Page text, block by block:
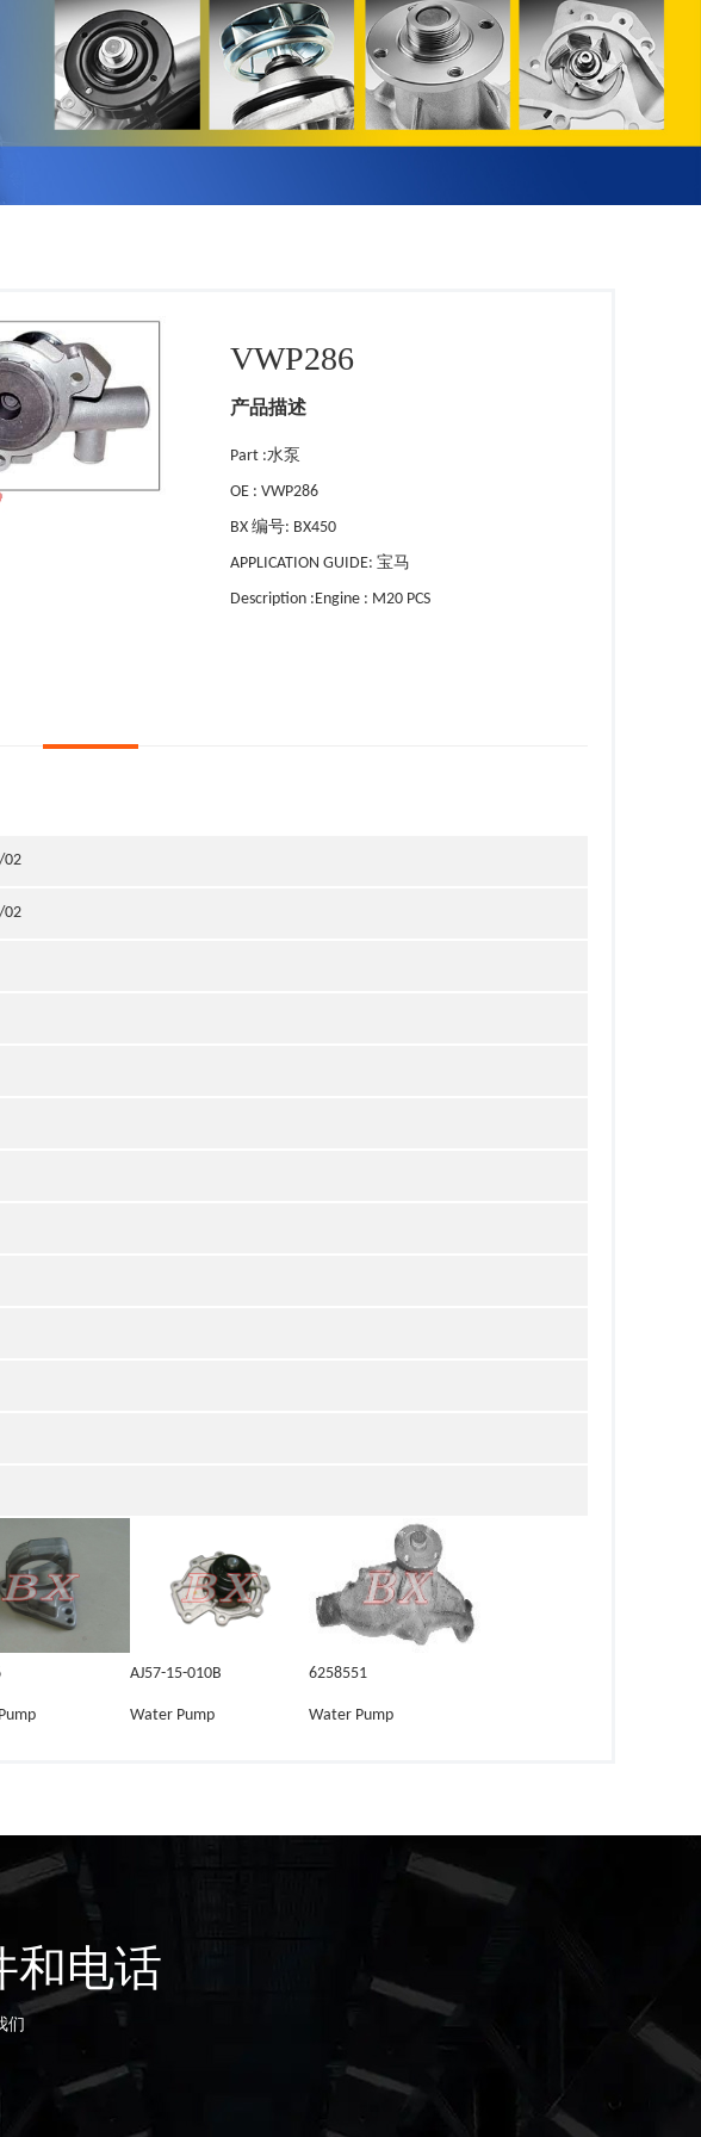
VWP286
产品描述
Part :水泵
OE : VWP286
BX 编号: BX450
APPLICATION GUIDE: 宝马
Description :Engine : M20 PCS
02
02
AJ57-15-010B
Water Pump
6258551
Water Pump
和电话
们